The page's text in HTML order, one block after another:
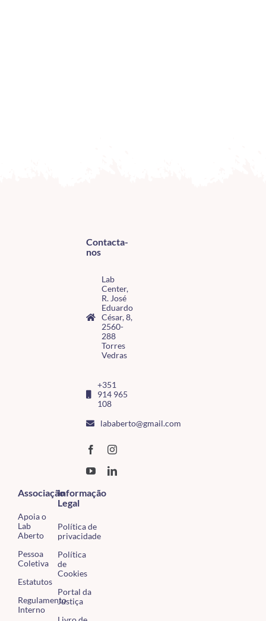
Contacta-
nos
Lab
Center,
R. José
Eduardo
César, 8,
2560-
288
Torres
Vedras
+351
914 965
108
lababerto@gmail.com
Associação
Apoia o
Lab
Aberto
Pessoa
Coletiva
Estatutos
Regulamento
Interno
Informação
Legal
Política de
privacidade
Política
de
Cookies
Portal da
Justiça